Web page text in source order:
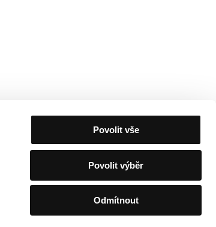
Povolit vše
Povolit výběr
Odmítnout